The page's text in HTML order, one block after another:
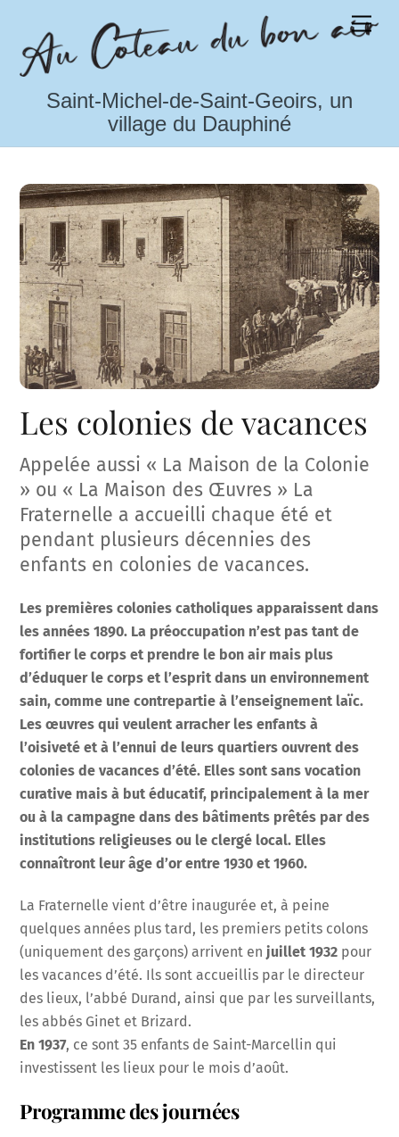
content
Saint-Michel-de-Saint-Geoirs, un
village du Dauphiné
Les colonies de vacances
Appelée aussi « La Maison de la Colonie
» ou « La Maison des Œuvres » La
Fraternelle a accueilli chaque été et
pendant plusieurs décennies des
enfants en colonies de vacances.
Les premières colonies catholiques apparaissent dans
les années 1890. La préoccupation n’est pas tant de
fortifier le corps et prendre le bon air mais plus
d’éduquer le corps et l’esprit dans un environnement
sain, comme une contrepartie à l’enseignement laïc.
Les œuvres qui veulent arracher les enfants à
l’oisiveté et à l’ennui de leurs quartiers ouvrent des
colonies de vacances d’été. Elles sont sans vocation
curative mais à but éducatif, principalement à la mer
ou à la campagne dans des bâtiments prêtés par des
institutions religieuses ou le clergé local. Elles
connaîtront leur âge d’or entre 1930 et 1960.
La Fraternelle vient d’être inaugurée et, à peine
quelques années plus tard, les premiers petits colons
(uniquement des garçons) arrivent enjuillet 1932 pour
les vacances d’été. Ils sont accueillis par le directeur
des lieux, l’abbé Durand, ainsi que par les surveillants,
les abbés Ginet et Brizard.
En 1937, ce sont 35 enfants de Saint-Marcellin qui
investissent les lieux pour le mois d’août.
Programme des journées